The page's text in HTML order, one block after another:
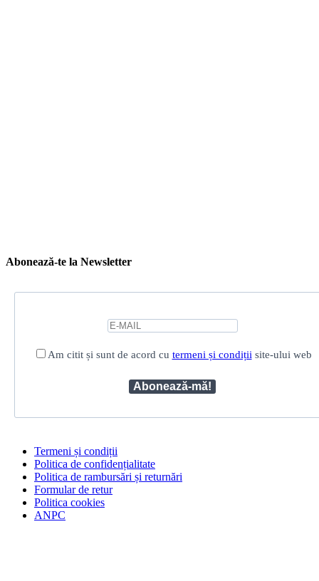
Abonează-te la Newsletter
Am citit și sunt de acord cu termeni și condiții site-ului web
Termeni și condiții
Politica de confidențialitate
Politica de rambursări și returnări
Formular de retur
Politica cookies
ANPC